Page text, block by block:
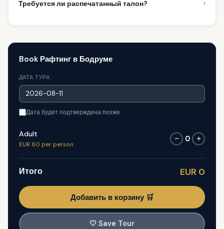
Требуется ли распечатанный талон? ›
Book Рафтинг в Бодруме
ДАТА ТУРА
Дата будет подтверждена позже
Adult
EUR 80 per person
− 0 +
Итого EUR 0
Добавить в корзину 🛒
🤍 Save Tour